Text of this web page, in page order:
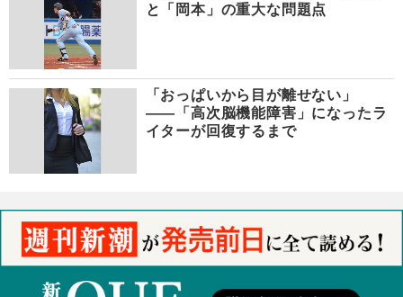
と「岡本」の重大な問題点
「おっぱいから目が離せない」
――「高次脳機能障害」になったラ
イターが回復するまで